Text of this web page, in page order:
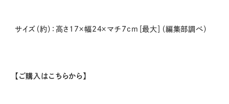
サイズ（約）：高さ17×幅24×マチ7cm［最大］（編集部調べ）
【ご購入はこちらから】